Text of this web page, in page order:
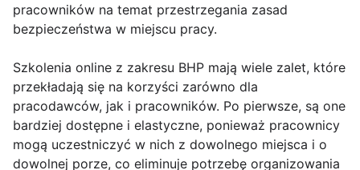
pracowników na temat przestrzegania zasad
bezpieczeństwa w miejscu pracy.
Szkolenia online z zakresu BHP mają wiele zalet, które
przekładają się na korzyści zarówno dla
pracodawców, jak i pracowników. Po pierwsze, są one
bardziej dostępne i elastyczne, ponieważ pracownicy
mogą uczestniczyć w nich z dowolnego miejsca i o
dowolnej porze, co eliminuje potrzebę organizowania